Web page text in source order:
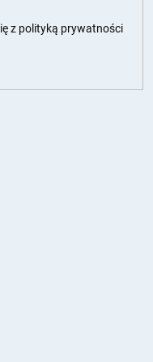
z polityką prywatności